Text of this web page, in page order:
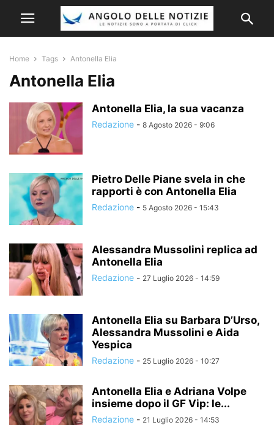
Home Tags Antonella Elia
Antonella Elia
Antonella Elia, la sua vacanza
Redazione - 8 Agosto 2026 - 9:06
Pietro Delle Piane svela in che
rapporti è con Antonella Elia
Redazione - 5 Agosto 2026 - 15:43
Alessandra Mussolini replica ad
Antonella Elia
Redazione - 27 Luglio 2026 - 14:59
Antonella Elia su Barbara D’Urso,
Alessandra Mussolini e Aida
Yespica
Redazione - 25 Luglio 2026 - 10:27
Antonella Elia e Adriana Volpe
insieme dopo il GF Vip: le...
Redazione - 21 Luglio 2026 - 14:53